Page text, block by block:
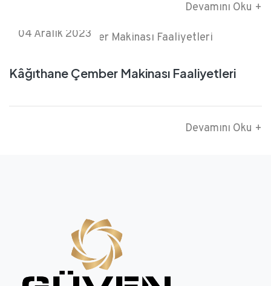
Devamını Oku +
04 Aralık 2023
Kâğıthane Çember Makinası Faaliyetleri
Devamını Oku +